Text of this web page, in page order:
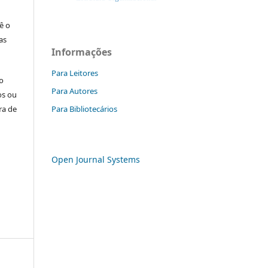
o
ou
de
Informações
Para Leitores
Para Autores
Para Bibliotecários
Open Journal Systems